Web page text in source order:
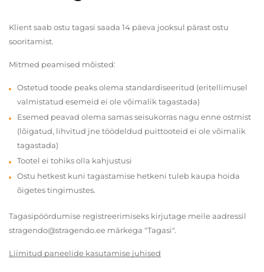
Klient saab ostu tagasi saada 14 päeva jooksul pärast ostu
sooritamist.
Mitmed peamised mõisted:
Ostetud toode peaks olema standardiseeritud (eritellimusel
valmistatud esemeid ei ole võimalik tagastada)
Esemed peavad olema samas seisukorras nagu enne ostmist
(lõigatud, lihvitud jne töödeldud puittooteid ei ole võimalik
tagastada)
Tootel ei tohiks olla kahjustusi
Ostu hetkest kuni tagastamise hetkeni tuleb kaupa hoida
õigetes tingimustes.
Tagasipöördumise registreerimiseks kirjutage meile aadressil
stragendo@stragendo.ee märkega "Tagasi".
Liimitud paneelide kasutamise juhised